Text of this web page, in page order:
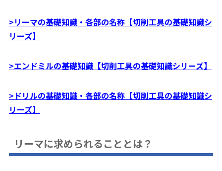
>リーマの基礎知識・各部の名称【切削工具の基礎知識シ
リーズ】
>エンドミルの基礎知識【切削工具の基礎知識シリーズ】
>ドリルの基礎知識・各部の名称【切削工具の基礎知識シ
リーズ】
リーマに求められることとは？